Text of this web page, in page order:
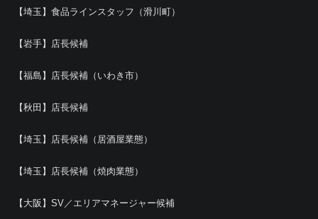
【埼玉】食品ラインスタッフ（滑川町）
【岩手】店長候補
【福島】店長候補（いわき市）
【秋田】店長候補
【埼玉】店長候補（居酒屋業態）
【埼玉】店長候補（焼肉業態）
【大阪】SV／エリアマネージャー候補